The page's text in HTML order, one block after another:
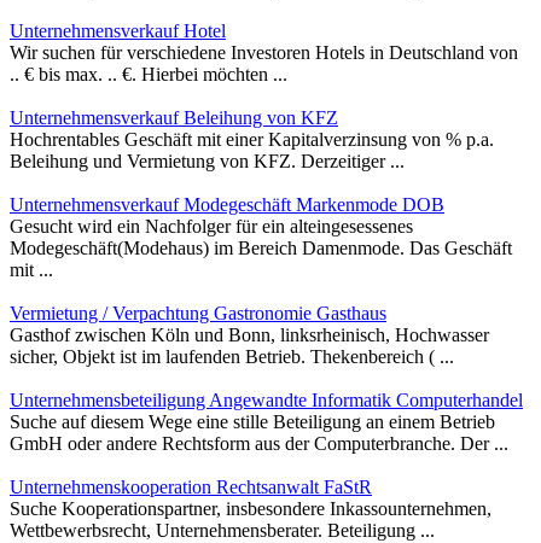
Unternehmensverkauf Hotel
Wir suchen für verschiedene Investoren Hotels in Deutschland von
.. € bis max. .. €. Hierbei möchten ...
Unternehmensverkauf Beleihung von KFZ
Hochrentables Geschäft mit einer Kapitalverzinsung von % p.a.
Beleihung und Vermietung von KFZ. Derzeitiger ...
Unternehmensverkauf Modegeschäft Markenmode DOB
Gesucht wird ein Nachfolger für ein alteingesessenes
Modegeschäft(Modehaus) im Bereich Damenmode. Das Geschäft
mit ...
Vermietung / Verpachtung Gastronomie Gasthaus
Gasthof zwischen Köln und Bonn, linksrheinisch, Hochwasser
sicher, Objekt ist im laufenden Betrieb. Thekenbereich ( ...
Unternehmensbeteiligung Angewandte Informatik Computerhandel
Suche auf diesem Wege eine stille Beteiligung an einem Betrieb
GmbH oder andere Rechtsform aus der Computerbranche. Der ...
Unternehmenskooperation Rechtsanwalt FaStR
Suche Kooperationspartner, insbesondere Inkassounternehmen,
Wettbewerbsrecht, Unternehmensberater. Beteiligung ...